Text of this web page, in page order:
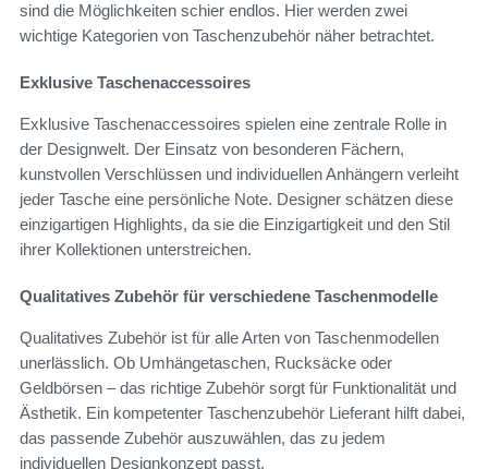
sind die Möglichkeiten schier endlos. Hier werden zwei
wichtige Kategorien von Taschenzubehör näher betrachtet.
Exklusive Taschenaccessoires
Exklusive Taschenaccessoires spielen eine zentrale Rolle in
der Designwelt. Der Einsatz von besonderen Fächern,
kunstvollen Verschlüssen und individuellen Anhängern verleiht
jeder Tasche eine persönliche Note. Designer schätzen diese
einzigartigen Highlights, da sie die Einzigartigkeit und den Stil
ihrer Kollektionen unterstreichen.
Qualitatives Zubehör für verschiedene Taschenmodelle
Qualitatives Zubehör ist für alle Arten von Taschenmodellen
unerlässlich. Ob Umhängetaschen, Rucksäcke oder
Geldbörsen – das richtige Zubehör sorgt für Funktionalität und
Ästhetik. Ein kompetenter Taschenzubehör Lieferant hilft dabei,
das passende Zubehör auszuwählen, das zu jedem
individuellen Designkonzept passt.